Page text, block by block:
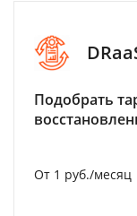
Подобрать
От 1 руб./месяц